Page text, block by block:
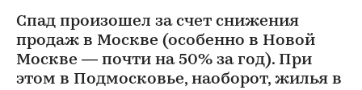
Спад произошел за счет снижения
продаж в Москве (особенно в Новой
Москве — почти на 50% за год). При
этом в Подмосковье, наоборот, жилья в